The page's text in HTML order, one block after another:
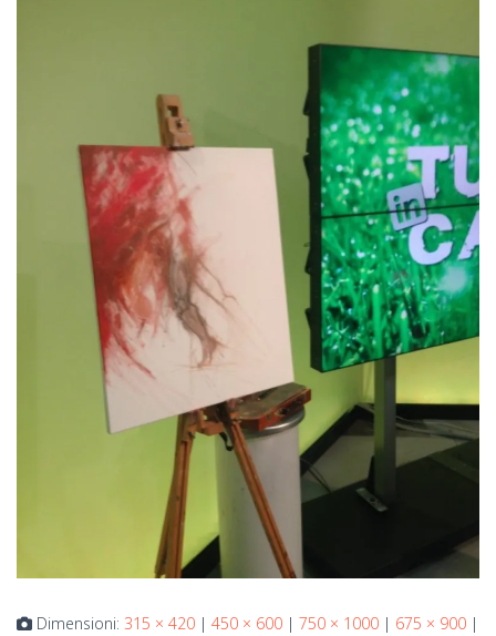
Dimensioni: 315 × 420 | 450 × 600 | 750 × 1000 | 675 × 900 |